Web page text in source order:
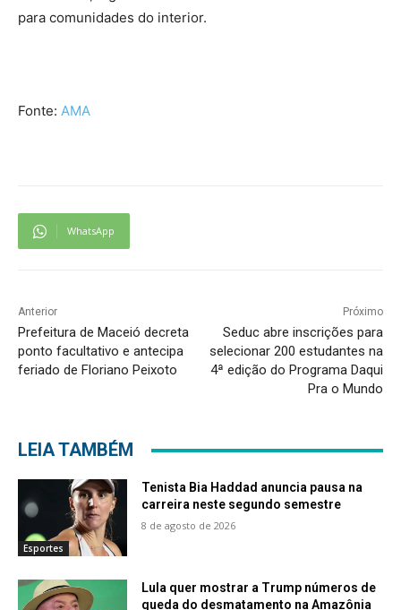
para comunidades do interior.
Fonte: AMA
WhatsApp
Anterior
Prefeitura de Maceió decreta
ponto facultativo e antecipa
feriado de Floriano Peixoto
Próximo
Seduc abre inscrições para
selecionar 200 estudantes na
4ª edição do Programa Daqui
Pra o Mundo
LEIA TAMBÉM
Esportes
Tenista Bia Haddad anuncia pausa na
carreira neste segundo semestre
8 de agosto de 2026
Lula quer mostrar a Trump números de
queda do desmatamento na Amazônia